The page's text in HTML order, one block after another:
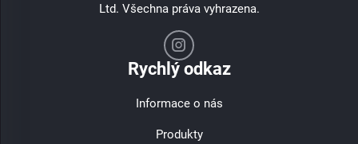
Ltd. Všechna práva vyhrazena.
Rychlý odkaz
Informace o nás
Produkty